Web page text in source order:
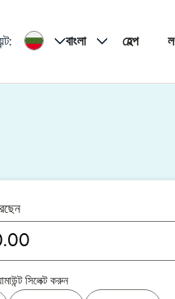
বাংলা হেল্প
সিলেক্ট করুন